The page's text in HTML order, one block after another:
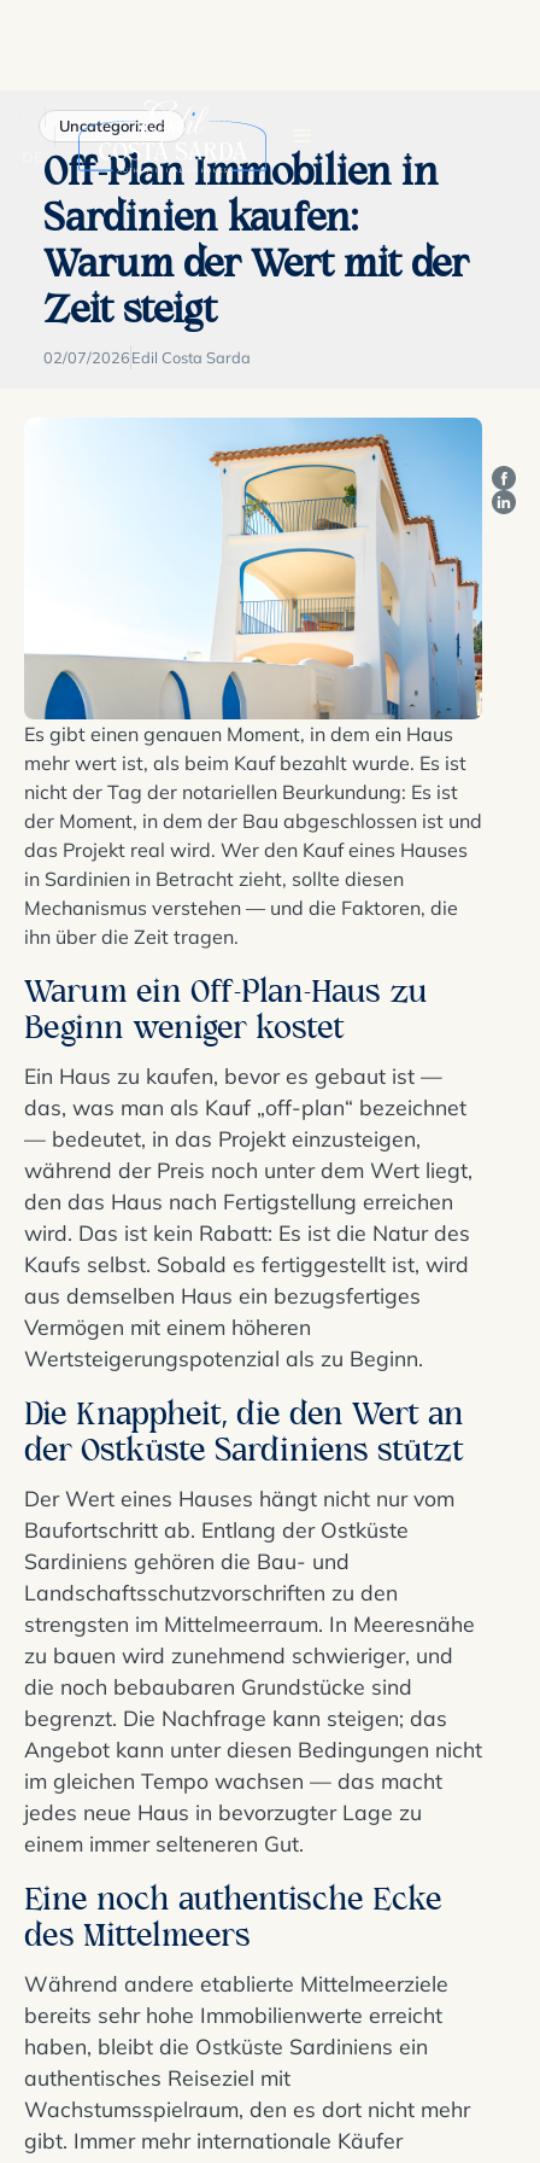
ITA
ENG
Uncategorized
Off-Plan Immobilien in
Sardinien kaufen:
Warum der Wert mit der
Zeit steigt
02/07/2026Edil Costa Sarda
Es gibt einen genauen Moment, in dem ein Haus
mehr wert ist, als beim Kauf bezahlt wurde. Es ist
nicht der Tag der notariellen Beurkundung: Es ist
der Moment, in dem der Bau abgeschlossen ist und
das Projekt real wird. Wer den Kauf eines Hauses
in Sardinien in Betracht zieht, sollte diesen
Mechanismus verstehen — und die Faktoren, die
ihn über die Zeit tragen.
Warum ein Off-Plan-Haus zu
Beginn weniger kostet
Ein Haus zu kaufen, bevor es gebaut ist —
das, was man als Kauf „off-plan“ bezeichnet
— bedeutet, in das Projekt einzusteigen,
während der Preis noch unter dem Wert liegt,
den das Haus nach Fertigstellung erreichen
wird. Das ist kein Rabatt: Es ist die Natur des
Kaufs selbst. Sobald es fertiggestellt ist, wird
aus demselben Haus ein bezugsfertiges
Vermögen mit einem höheren
Wertsteigerungspotenzial als zu Beginn.
Die Knappheit, die den Wert an
der Ostküste Sardiniens stützt
Der Wert eines Hauses hängt nicht nur vom
Baufortschritt ab. Entlang der Ostküste
Sardiniens gehören die Bau- und
Landschaftsschutzvorschriften zu den
strengsten im Mittelmeerraum. In Meeresnähe
zu bauen wird zunehmend schwieriger, und
die noch bebaubaren Grundstücke sind
begrenzt. Die Nachfrage kann steigen; das
Angebot kann unter diesen Bedingungen nicht
im gleichen Tempo wachsen — das macht
jedes neue Haus in bevorzugter Lage zu
einem immer selteneren Gut.
Eine noch authentische Ecke
des Mittelmeers
Während andere etablierte Mittelmeerziele
bereits sehr hohe Immobilienwerte erreicht
haben, bleibt die Ostküste Sardiniens ein
authentisches Reiseziel mit
Wachstumsspielraum, den es dort nicht mehr
gibt. Immer mehr internationale Käufer